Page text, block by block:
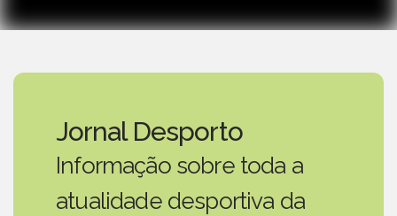
Jornal Desporto
Informação sobre toda a
atualidade desportiva da